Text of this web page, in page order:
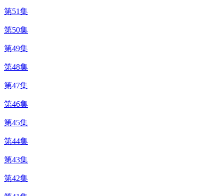
第51集
第50集
第49集
第48集
第47集
第46集
第45集
第44集
第43集
第42集